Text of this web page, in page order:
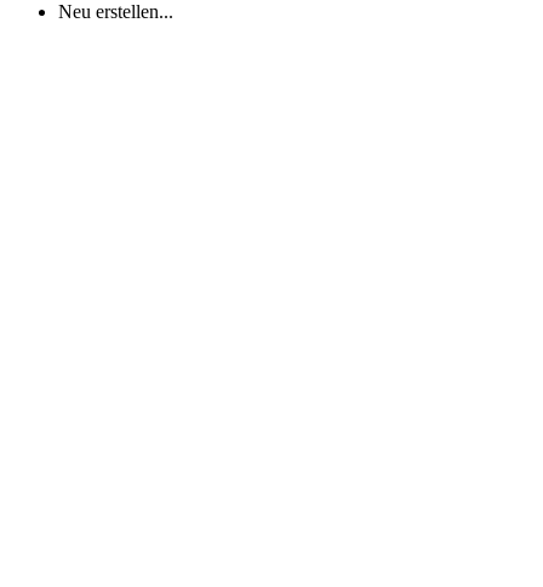
Neu erstellen...